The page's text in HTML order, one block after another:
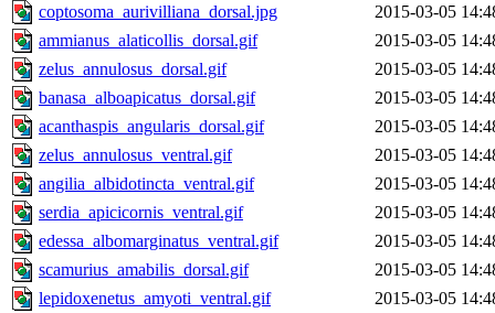
coptosoma_aurivilliana_dorsal.jpg
2015-03-05
ammianus_alaticollis_dorsal.gif
2015-03-05
zelus_annulosus_dorsal.gif
2015-03-05
banasa_alboapicatus_dorsal.gif
2015-03-05
acanthaspis_angularis_dorsal.gif
2015-03-05
zelus_annulosus_ventral.gif
2015-03-05
angilia_albidotincta_ventral.gif
2015-03-05
serdia_apicicornis_ventral.gif
2015-03-05
edessa_albomarginatus_ventral.gif
2015-03-05
scamurius_amabilis_dorsal.gif
2015-03-05
lepidoxenetus_amyoti_ventral.gif
2015-03-05